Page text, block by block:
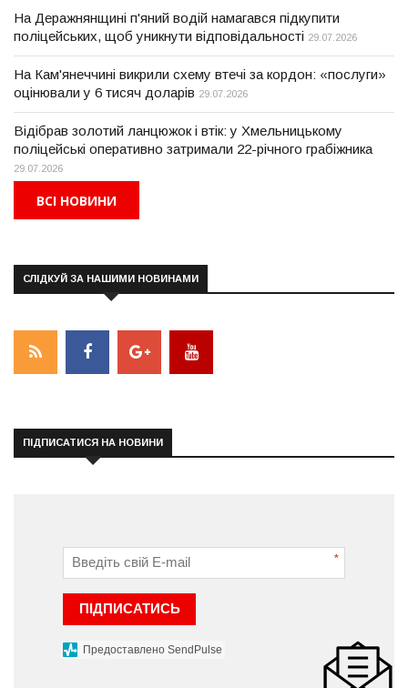
На Деражнянщині п'яний водій намагався підкупити
поліцейських, щоб уникнути відповідальності 29.07.2026
На Кам'янеччині викрили схему втечі за кордон: «послуги»
оцінювали у 6 тисяч доларів 29.07.2026
Відібрав золотий ланцюжок і втік: у Хмельницькому
поліцейські оперативно затримали 22-річного грабіжника
29.07.2026
ВСІ НОВИНИ
СЛІДКУЙ ЗА НАШИМИ НОВИНАМИ
ПІДПИСАТИСЯ НА НОВИНИ
*
ПІДПИСАТИСЬ
Предоставлено SendPulse